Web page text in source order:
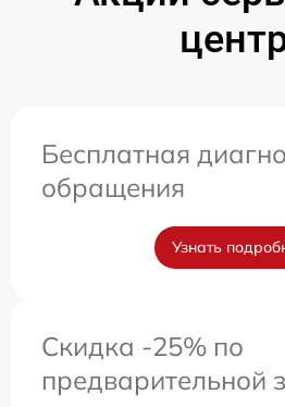
Бесплатная
обращения
Узнать
Скидка -25% по
предварительной